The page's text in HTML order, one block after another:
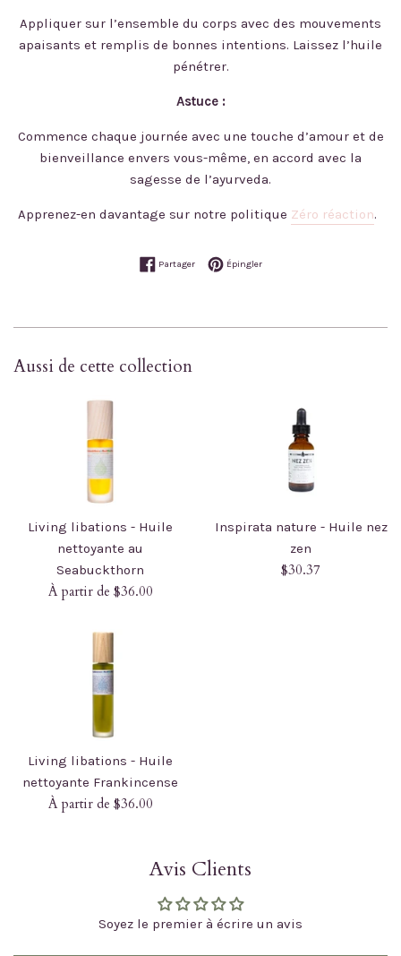
Appliquer sur l’ensemble du corps avec des mouvements
apaisants et remplis de bonnes intentions. Laissez l’huile
pénétrer.
Astuce :
Commence chaque journée avec une touche d’amour et de
bienveillance envers vous-même, en accord avec la
sagesse de l’ayurveda.
Apprenez-en davantage sur notre politique Zéro réaction.
PartagerPartager sur Facebook
ÉpinglerÉpingler sur Pinterest
Aussi de cette collection
Living libations - Huile
nettoyante au
Seabuckthorn
À partir de $36.00
Inspirata nature - Huile nez
zen
Prix
$30.37
Living libations - Huile
nettoyante Frankincense
À partir de $36.00
Avis Clients
Soyez le premier à écrire un avis